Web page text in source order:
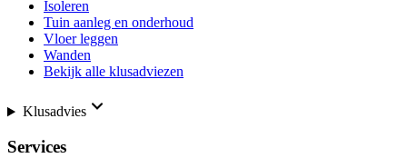
Isoleren
Tuin aanleg en onderhoud
Vloer leggen
Wanden
Bekijk alle klusadviezen
Klusadvies
Services